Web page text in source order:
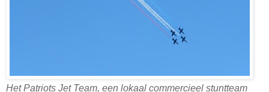
Het Patriots Jet Team, een lokaal commercieel stuntteam